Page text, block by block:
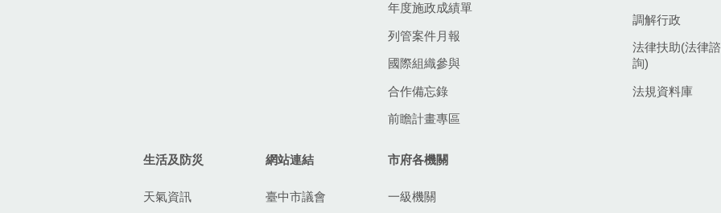
年度施政成績單
列管案件月報
國際組織參與
合作備忘錄
前瞻計畫專區
調解行政
法律扶助(法律諮
詢)
法規資料庫
生活及防災
天氣資訊
網站連結
臺中市議會
市府各機關
一級機關